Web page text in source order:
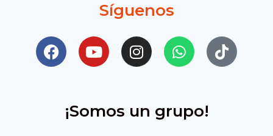
Síguenos
¡Somos un grupo!